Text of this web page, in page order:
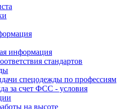
информация
стандартов
спецодежды по профессиям
за счет ФСС - условия
на высоте